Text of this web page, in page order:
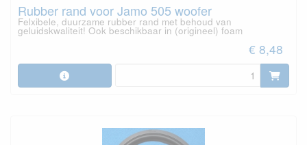
Rubber rand voor Jamo 505 woofer
Felxibele, duurzame rubber rand met behoud van
geluidskwaliteit! Ook beschikbaar in (origineel) foam
€ 8,48